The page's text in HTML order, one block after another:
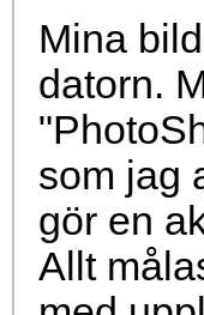
Mina
datorn.
som jag
gör en
Allt